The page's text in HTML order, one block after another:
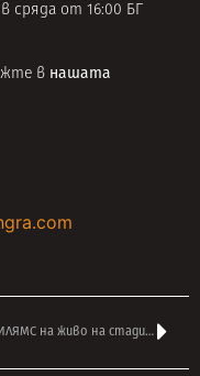
сряда от 16:00 БГ
в нашата
РОБИ УИЛЯМС на живо на стадион ‘Васил Левски’ през септември догодина